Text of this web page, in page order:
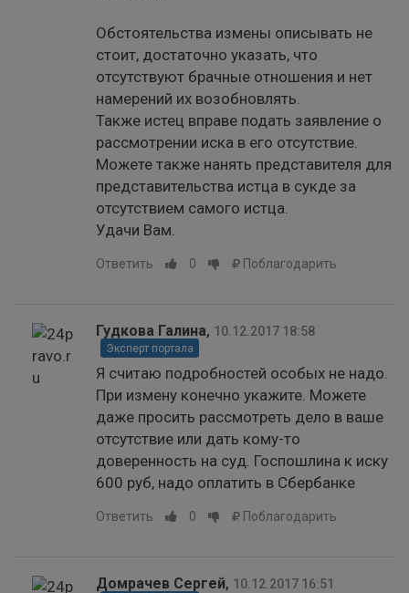
Обстоятельства измены описывать не
стоит, достаточно указать, что
отсутствуют брачные отношения и нет
намерений их возобновлять.
Также истец вправе подать заявление о
рассмотрении иска в его отсутствие.
Можете также нанять представителя для
представительства истца в сукде за
отсутствием самого истца.
Удачи Вам.
Ответить 0 Поблагодарить
Гудкова Галина, 10.12.2017 18:58
Эксперт портала
Я считаю подробностей особых не надо.
При измену конечно укажите. Можете
даже просить рассмотреть дело в ваше
отсутствие или дать кому-то
доверенность на суд. Госпошлина к иску
600 руб, надо оплатить в Сбербанке
Ответить 0 Поблагодарить
Домрачев Сергей, 10.12.2017 16:51